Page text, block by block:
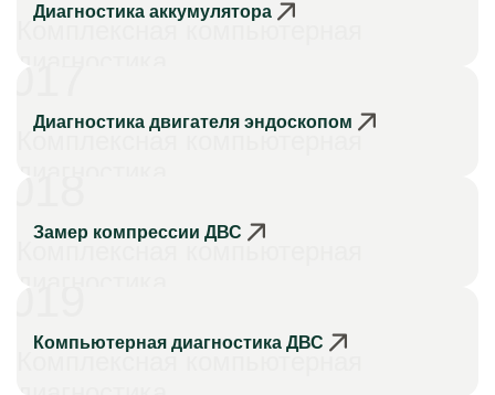
Комплексная компьютерная
Диагностика аккумулятора
Комплексная компьютерная
Диагностика двигателя эндоскопом
Комплексная компьютерная
Замер компрессии ДВС
Комплексная компьютерная
Компьютерная диагностика ДВС